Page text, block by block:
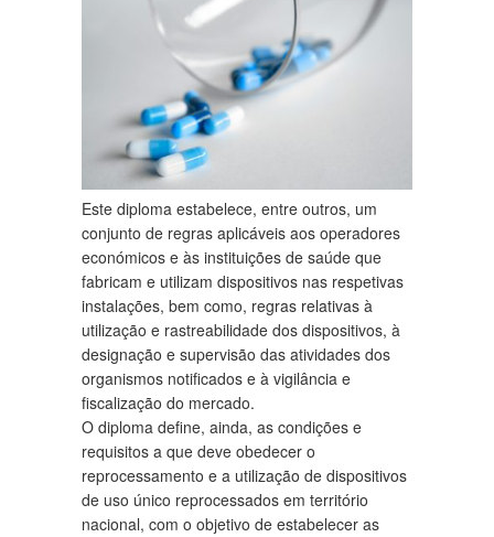
Este diploma estabelece, entre outros, um
conjunto de regras aplicáveis aos operadores
económicos e às instituições de saúde que
fabricam e utilizam dispositivos nas respetivas
instalações, bem como, regras relativas à
utilização e rastreabilidade dos dispositivos, à
designação e supervisão das atividades dos
organismos notificados e à vigilância e
fiscalização do mercado.
O diploma define, ainda, as condições e
requisitos a que deve obedecer o
reprocessamento e a utilização de dispositivos
de uso único reprocessados em território
nacional, com o objetivo de estabelecer as